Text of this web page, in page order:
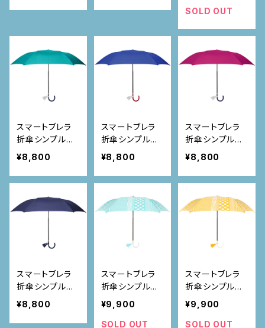
SOLD OUT
スマートブレラ
折傘シンプル
ターコイズ
¥8,800
スマートブレラ
折傘シンプル
ブルー
¥8,800
スマートブレラ
折傘シンプル
ローズ
¥8,800
スマートブレラ
折傘シンプル
ネイビー
¥8,800
スマートブレラ
折傘シンプル
アクアドットスト
ライプ
¥9,900
SOLD OUT
スマートブレラ
折傘シンプル
イエロードットス
トライプ
¥9,900
SOLD OUT